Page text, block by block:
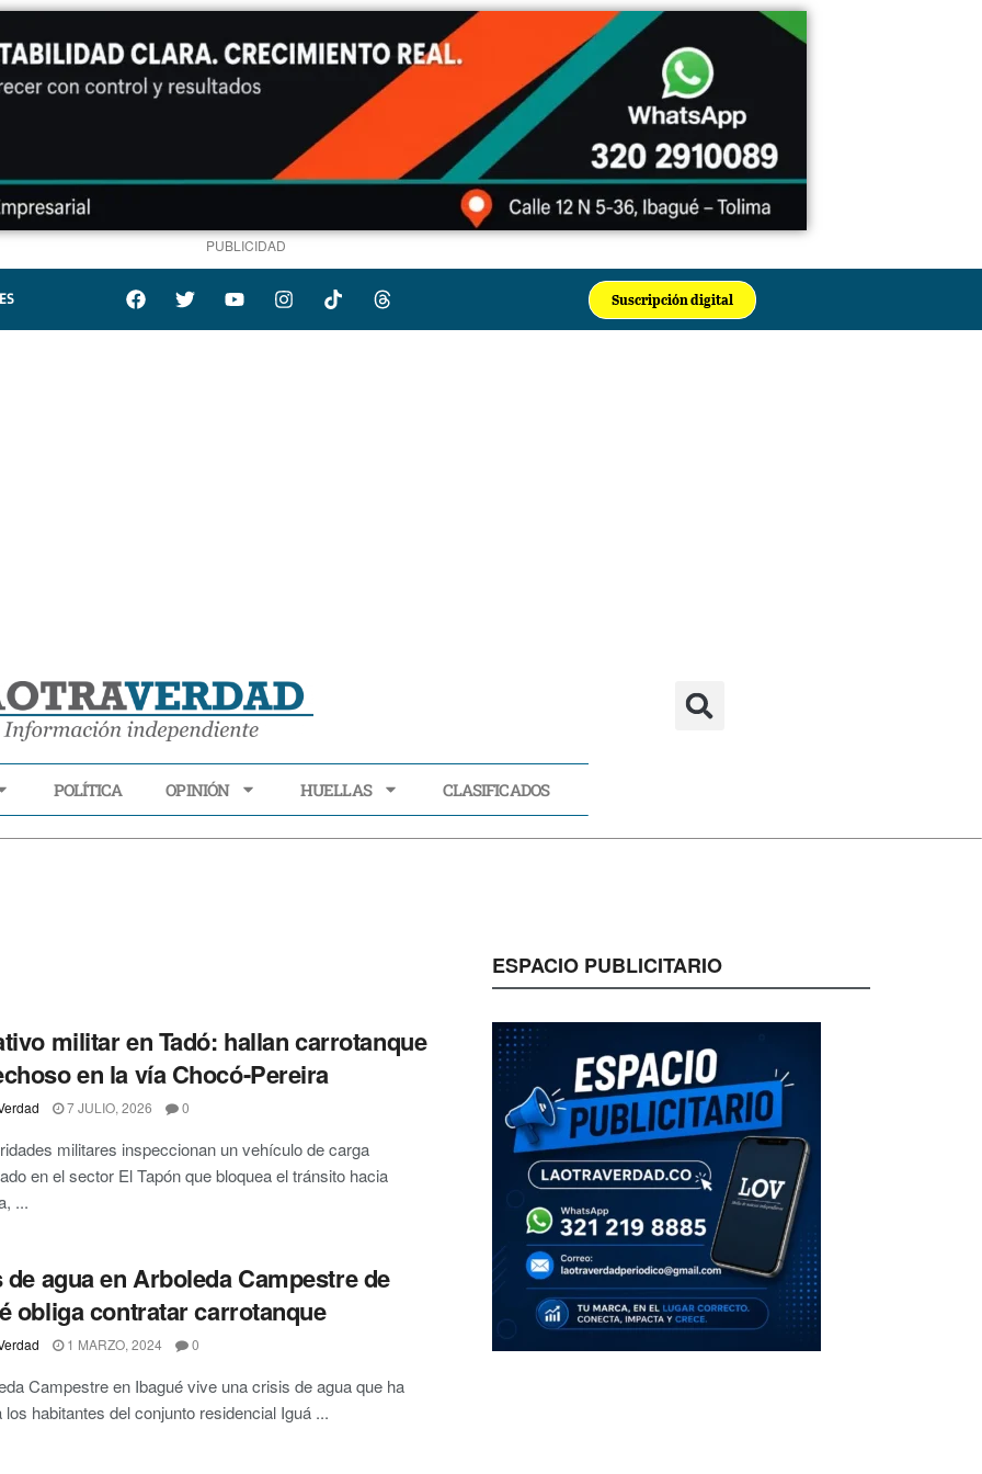
PUBLICIDAD
Suscripción digital
POLÍTICA OPINIÓN HUELLAS CLASIFICADOS
militar en Tadó: hallan carrotanque
en la vía Chocó-Pereira
7 JULIO, 2026 0
militares inspeccionan un vehículo de carga
en el sector El Tapón que bloquea el tránsito hacia
...
agua en Arboleda Campestre de
obliga contratar carrotanque
1 MARZO, 2024 0
Campestre en Ibagué vive una crisis de agua que ha
los habitantes del conjunto residencial Iguá ...
ESPACIO PUBLICITARIO